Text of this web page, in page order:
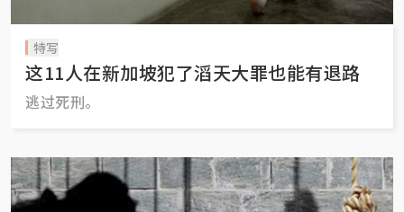
特写
这11人在新加坡犯了滔天大罪也能有退路
逃过死刑。